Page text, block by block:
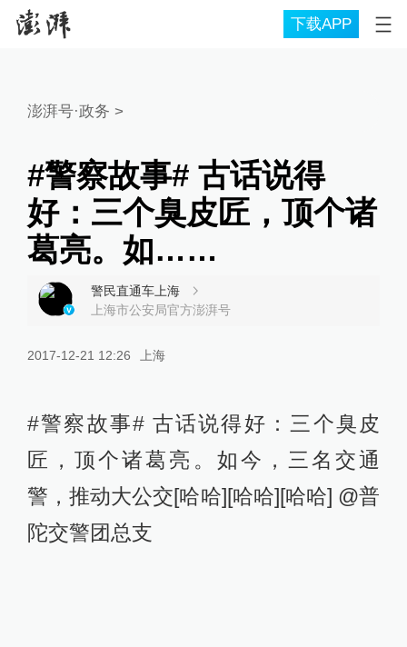
下载APP
澎湃号·政务 >
#警察故事# 古话说得
好：三个臭皮匠，顶个诸
葛亮。如……
警民直通车上海
上海市公安局官方澎湃号
2017-12-21 12:26 上海
#警察故事# 古话说得好：三个臭皮
匠，顶个诸葛亮。如今，三名交通
警，推动大公交[哈哈][哈哈][哈哈] @普
陀交警团总支